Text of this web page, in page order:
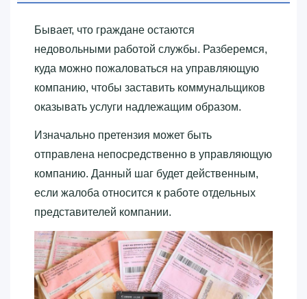
Бывает, что граждане остаются
недовольными работой службы. Разберемся,
куда можно пожаловаться на управляющую
компанию, чтобы заставить коммунальщиков
оказывать услуги надлежащим образом.
Изначально претензия может быть
отправлена непосредственно в управляющую
компанию. Данный шаг будет действенным,
если жалоба относится к работе отдельных
представителей компании.